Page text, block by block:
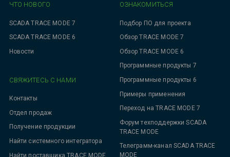
ЧТО НОВОГО
SCADA TRACE MODE 7
SCADA TRACE MODE 6
Новости
ОЗНАКОМИТЬСЯ
Подбор ПО для проекта
Обзор TRACE MODE 7
Обзор TRACE MODE 6
Программные продукты 7
Программные продукты 6
Примеры применения
Переход на TRACE MODE 7
Форум техподдержки SCADA
TRACE MODE
Телеграмм-канал SCADA TRACE
MODE
СВЯЖИТЕСЬ С НАМИ
Контакты
Отдел продаж
Получение продукции
Найти системного интегратора
Найти поставщика TRACE MODE